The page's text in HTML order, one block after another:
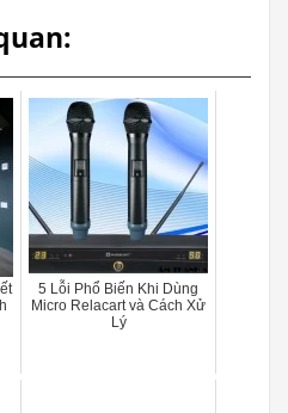
5 Lỗi Phổ Biến Khi Dùng
Micro Relacart và Cách Xử
Lý